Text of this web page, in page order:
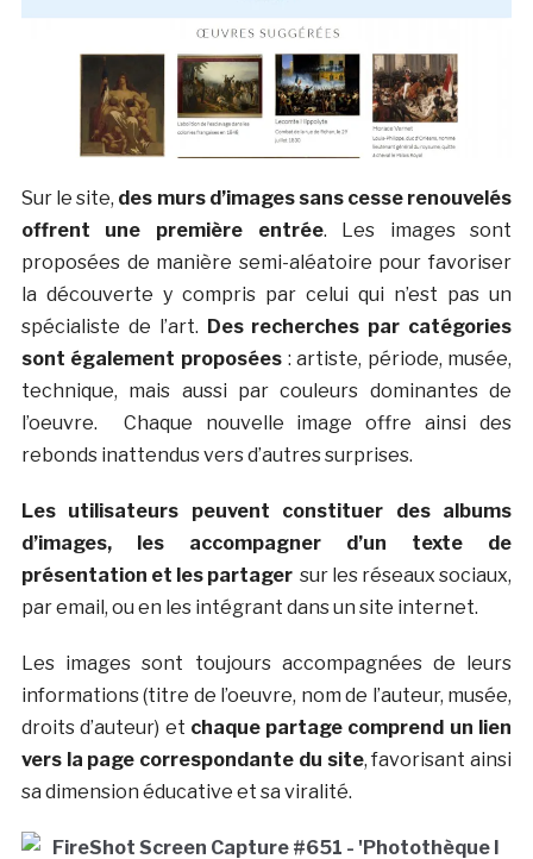
Sur le site, des murs d’images sans cesse renouvelés
offrent une première entrée. Les images sont
proposées de manière semi-aléatoire pour favoriser
la découverte y compris par celui qui n’est pas un
spécialiste de l’art. Des recherches par catégories
sont également proposées: artiste, période, musée,
technique, mais aussi par couleurs dominantes de
l’oeuvre. Chaque nouvelle image offre ainsi des
rebonds inattendus vers d’autres surprises.
Les utilisateurs peuvent constituer des albums
d’images, les accompagner d’un texte de
présentation et les partagersur les réseaux sociaux,
par email, ou en les intégrant dans un site internet.
Les images sont toujours accompagnées de leurs
informations (titre de l’oeuvre, nom de l’auteur, musée,
droits d’auteur) et chaque partage comprend un lien
vers la page correspondante du site, favorisant ainsi
sa dimension éducative et sa viralité.